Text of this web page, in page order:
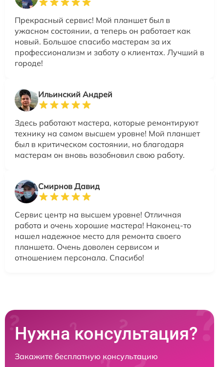
Прекрасный сервис! Мой планшет был в
ужасном состоянии, а теперь он работает как
новый. Большое спасибо мастерам за их
профессионализм и заботу о клиентах. Лучший в
городе!
Ильинский Андрей
Здесь работают мастера, которые ремонтируют
технику на самом высшем уровне! Мой планшет
был в критическом состоянии, но благодаря
мастерам он вновь возобновил свою работу.
Смирнов Давид
Сервис центр на высшем уровне! Отличная
работа и очень хорошие мастера! Наконец-то
нашел надежное место для ремонта своего
планшета. Очень доволен сервисом и
отношением персонала. Спасибо!
Нужна консультация?
Закажите бесплатную консультацию